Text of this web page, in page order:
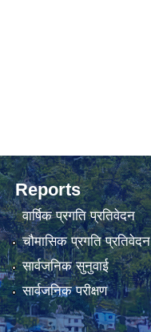
Reports
वार्षिक प्रगति प्रतिवेदन
चौमासिक प्रगति प्रतिवेदन
सार्वजनिक सुनुवाई
सार्वजनिक परीक्षण